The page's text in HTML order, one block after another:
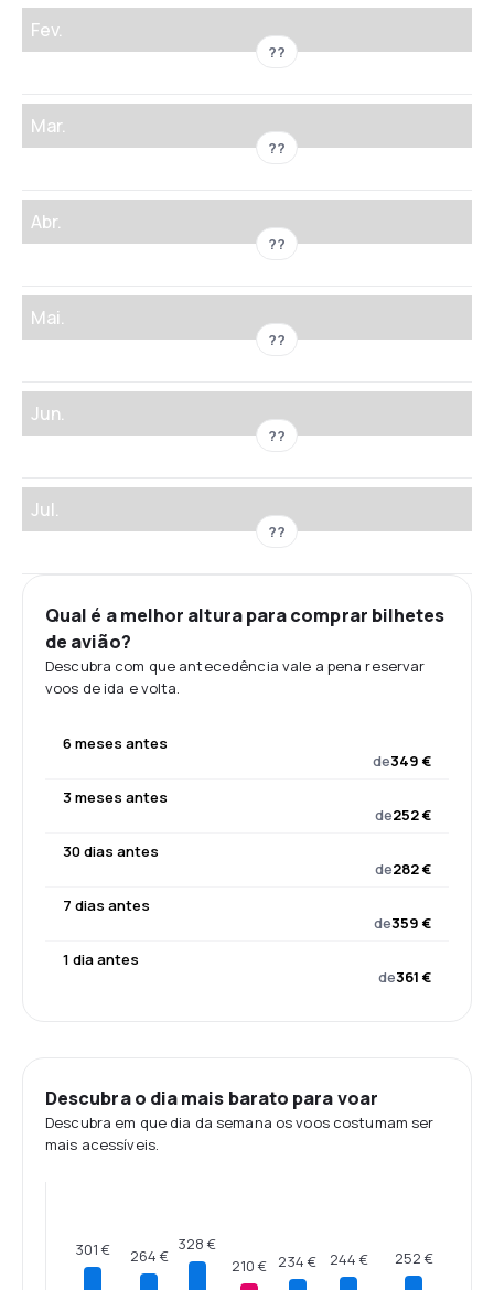
Fev.
??
Mar.
??
Abr.
??
Mai.
??
Jun.
??
Jul.
??
Qual é a melhor altura para comprar bilhetes
de avião?
Descubra com que antecedência vale a pena reservar
voos de ida e volta.
6 meses antes
de349 €
3 meses antes
de252 €
30 dias antes
de282 €
7 dias antes
de359 €
1 dia antes
de361 €
Descubra o dia mais barato para voar
Descubra em que dia da semana os voos costumam ser
mais acessíveis.
301 € 264 €
328 €
210 €
234 € 244 € 252 €